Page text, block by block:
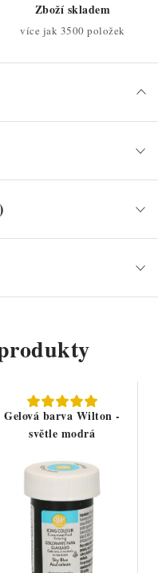
Zboží skladem
více jak 3500 položek
Gelová barva Wilton -
světle modrá